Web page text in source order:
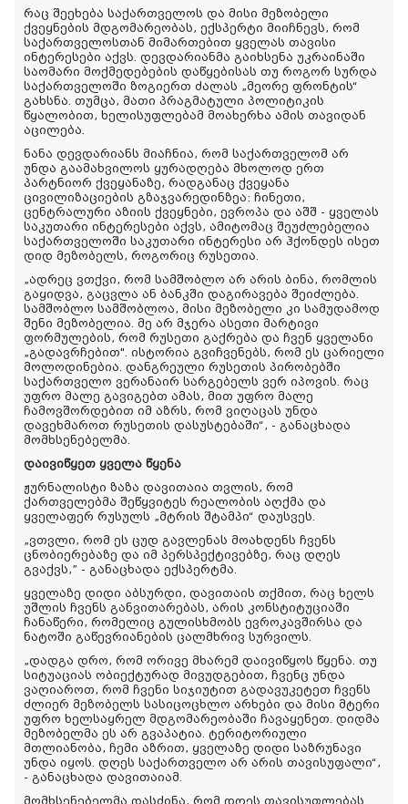
რაც შეეხება საქართველოს და მისი მეზობელი
ქვეყნების მდგომარეობას, ექსპერტი მიიჩნევს, რომ
საქართველოსთან მიმართებით ყველას თავისი
ინტერესები აქვს. დევდარიანმა გაიხსენა უკრაინაში
საომარი მოქმედებების დაწყებისას თუ როგორ სურდა
საქართველოში ზოგიერთ ძალას „მეორე ფრონტის“
გახსნა. თუმცა, მათი პრაგმატული პოლიტიკის
წყალობით, ხელისუფლებამ მოახერხა ამის თავიდან
აცილება.
ნანა დევდარიანს მიაჩნია, რომ საქართველომ არ
უნდა გაამახვილოს ყურადღება მხოლოდ ერთ
პარტნიორ ქვეყანაზე, რადგანაც ქვეყანა
ცივილიზაციების გზაჯვარედინზეა: ჩინეთი,
ცენტრალური აზიის ქვეყნები, ევროპა და აშშ - ყველას
საკუთარი ინტერესები აქვს, ამიტომაც შეუძლებელია
საქართველოში საკუთარი ინტერესი არ ჰქონდეს ისეთ
დიდ მეზობელს, როგორიც რუსეთია.
„ადრეც ვთქვი, რომ სამშობლო არ არის ბინა, რომლის
გაყიდვა, გაცვლა ან ბანკში დაგირავება შეიძლება.
სამშობლო სამშობლოა, მისი მეზობელი კი სამუდამოდ
შენი მეზობელია. მე არ მჯერა ასეთი მარტივი
ფორმულების, რომ რუსეთი გაქრება და ჩვენ ყველანი
„გადავრჩებით". ისტორია გვიჩვენებს, რომ ეს ცარიელი
მოლოდინებია. დანგრეული რუსეთის პირობებში
საქართველო ვერანაირ სარგებელს ვერ იპოვის. რაც
უფრო მალე გავიგებთ ამას, მით უფრო მალე
ჩამოვშორდებით იმ აზრს, რომ ვიღაცას უნდა
დავეხმაროთ რუსეთის დასუსტებაში“, - განაცხადა
მომხსენებელმა.
დაივიწყეთ ყველა წყენა
ჟურნალისტი ზაზა დავითაია თვლის, რომ
ქართველებმა შეწყვიტეს რეალობის აღქმა და
ყველაფერ რუსულს „მტრის შტამპი“ დაუსვეს
„ვთვლი, რომ ეს ცუდ გავლენას მოახდენს ჩვენს
ცნობიერებაზე და იმ პერსპექტივებზე, რაც დღეს
გვაქვს,” - განაცხადა ექსპერტმა.
ყველაზე დიდი აბსურდი, დავითაის თქმით, რაც ხელს
უშლის ჩვენს განვითარებას, არის კონსტიტუციაში
ჩანაწერი, რომელიც გულისხმობს ევროკავშირსა და
ნატოში გაწევრიანების ცალმხრივ სურვილს.
„დადგა დრო, რომ ორივე მხარემ დაივიწყოს წყენა. თუ
სიტუაციას ობიექტურად მივუდგებით, ჩვენც უნდა
ვაღიაროთ, რომ ჩვენი სიჯიუტით გადავუკეტეთ ჩვენს
ძლიერ მეზობელს სასიცოცხლო არხები და მისი მტერი
უფრო ხელსაყრელ მდგომარეობაში ჩავაყენეთ. დიდმა
მეზობელმა ეს არ გვაპატია. ტერიტორიული
მთლიანობა, ჩემი აზრით, ყველაზე დიდი საზრუნავი
უნდა იყოს. დღეს საქართველო არ არის თავისუფალი“,
- განაცხადა დავითაიამ.
მომხსენებელმა დასძინა, რომ დღეს თავისუფლებას